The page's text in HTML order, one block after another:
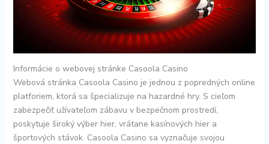
Informácie o webovej stránke Casoola Casino
Webová stránka Casoola Casino je jednou z popredných online
platforiem, ktorá sa špecializuje na hazardné hry. S cieľom
zabezpečiť užívateľom zábavu v bezpečnom prostredí,
poskytuje široký výber hier, vrátane kasínových hier a
športových stávok. Casoola Casino sa vyznačuje svojou